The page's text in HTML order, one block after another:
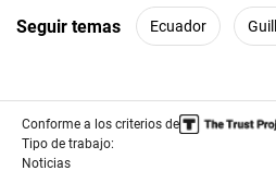
Seguir temas Ecuador
Conforme a los criterios de
Tipo de trabajo:
Noticias